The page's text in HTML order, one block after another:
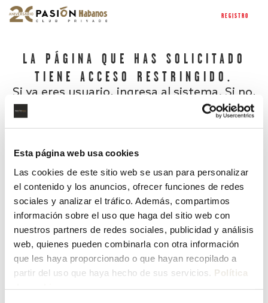
Esta página web usa cookies
Las cookies de este sitio web se usan para personalizar
el contenido y los anuncios, ofrecer funciones de redes
sociales y analizar el tráfico. Además, compartimos
información sobre el uso que haga del sitio web con
nuestros partners de redes sociales, publicidad y análisis
web, quienes pueden combinarla con otra información
que les haya proporcionado o que hayan recopilado a
partir del uso que haya hecho de sus servicios. Política
REGISTRO
LA PÁGINA QUE HAS SOLICITADO
TIENE ACCESO RESTRINGIDO.
Si ya eres usuario, ingresa al sistema. Si no,
¿Has olvidado tu contraseña?